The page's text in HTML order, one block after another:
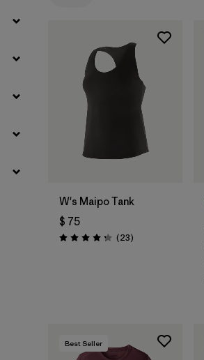
W's Maipo Tank
$ 75
Valoración: 4.3 / 5
(23Comentarios
)
Best Seller